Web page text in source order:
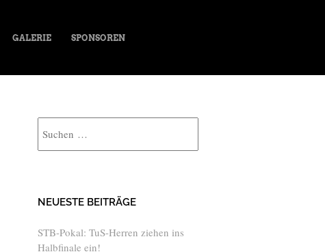
GALERIE SPONSOREN
NEUESTE BEITRÄGE
STB-Pokal: TuS-Herren ziehen ins
Halbfinale ein!